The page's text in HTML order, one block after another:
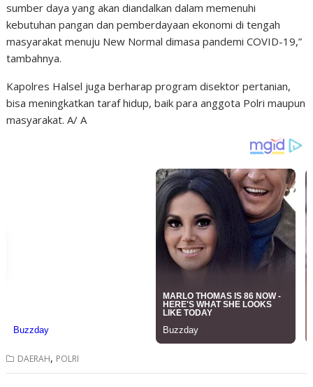
sumber daya yang akan diandalkan dalam memenuhi
kebutuhan pangan dan pemberdayaan ekonomi di tengah
masyarakat menuju New Normal dimasa pandemi COVID-19,”
tambahnya.
Kapolres Halsel juga berharap program disektor pertanian,
bisa meningkatkan taraf hidup, baik para anggota Polri maupun
masyarakat. A/ A
DAERAH, POLRI